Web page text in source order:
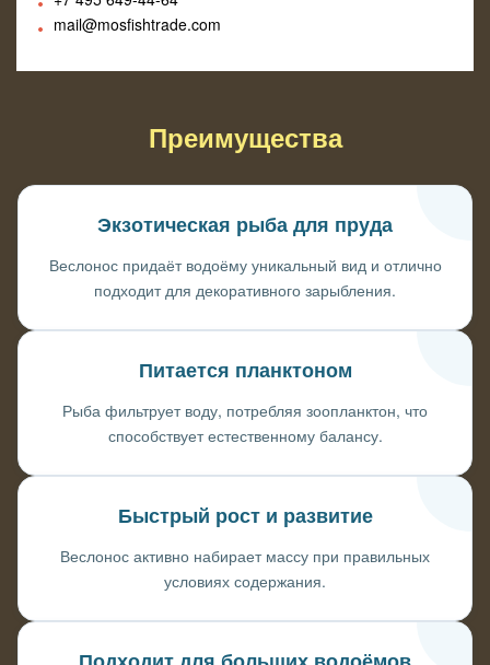
mail@mosfishtrade.com
Преимущества
Экзотическая рыба для пруда
Веслонос придаёт водоёму уникальный вид и отлично
подходит для декоративного зарыбления.
Питается планктоном
Рыба фильтрует воду, потребляя зоопланктон, что
способствует естественному балансу.
Быстрый рост и развитие
Веслонос активно набирает массу при правильных
условиях содержания.